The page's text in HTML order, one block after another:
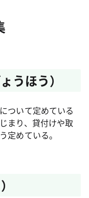
うほう）
ついて定めている
まり、貸付けや取
定めている。